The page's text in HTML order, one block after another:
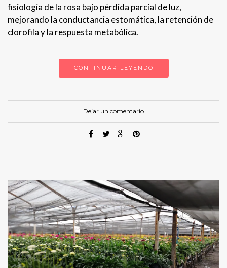
fisiología de la rosa bajo pérdida parcial de luz,
mejorando la conductancia estomática, la retención de
clorofila y la respuesta metabólica.
CONTINUAR LEYENDO
Dejar un comentario